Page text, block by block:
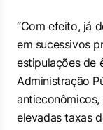
“Com efeito, já
em sucessivos
estipulações de
Administração
antieconômicos,
elevadas taxas